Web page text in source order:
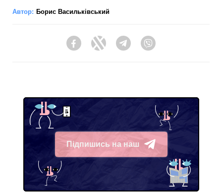
Автор: Борис Васильківський
FacebookTwitter Telegram
Підпишись на наш
Telegram